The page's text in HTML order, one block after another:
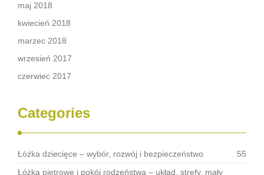
maj 2018
kwiecień 2018
marzec 2018
wrzesień 2017
czerwiec 2017
Categories
Łóżka dziecięce – wybór, rozwój i bezpieczeństwo
55
Łóżka piętrowe i pokój rodzeństwa – układ, strefy, mały